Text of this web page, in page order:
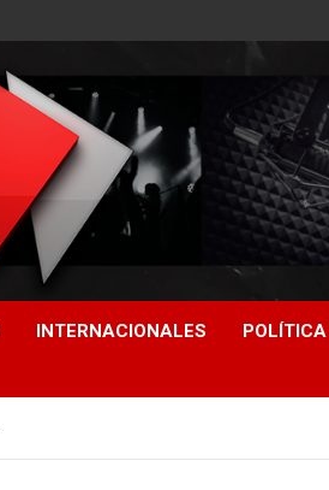
INTERNACIONALES POLÍTICA